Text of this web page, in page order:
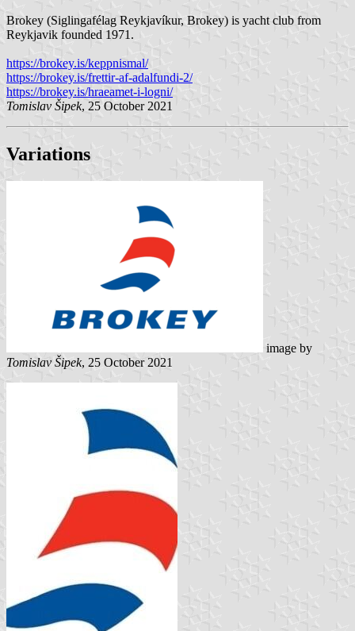
Brokey (Siglingafélag Reykjavíkur, Brokey) is yacht club from
Reykjavik founded 1971.
https://brokey.is/keppnismal/
https://brokey.is/frettir-af-adalfundi-2/
https://brokey.is/hraeamet-i-logni/
Tomislav Šipek, 25 October 2021
Variations
image by
Tomislav Šipek, 25 October 2021